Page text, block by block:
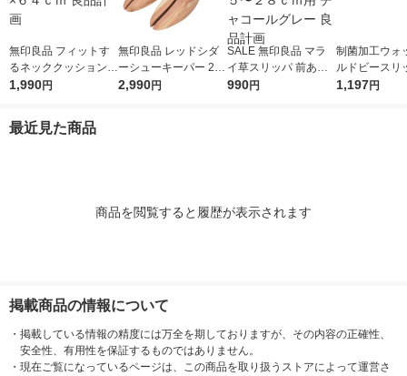
無印良品 フィットす
るネッククッション
杢黒 約１６×６４ｃｍ
1,990円
無印良品 レッドシダ
ーシューキーパー 2
5〜28cm用 良品計画
2,990円
SALE 無印良品 マラ
イ草スリッパ 前あき
ＸＬ ２６．５〜２８
990円
制菌加工ウォ
ルドビースリ
ッド 1足
1,197円
最近見た商品
商品を閲覧すると履歴が表示されます
掲載商品の情報について
・ 掲載している情報の精度には万全を期しておりますが、その内容の正確性、
安全性、有用性を保証するものではありません。
・ 現在ご覧になっているページは、この商品を取り扱うストアによって運営さ